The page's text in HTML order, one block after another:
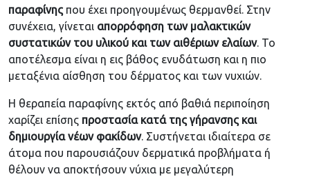
παραφίνης που έχει προηγουμένως θερμανθεί. Στην
συνέχεια, γίνεται απορρόφηση των μαλακτικών
συστατικών του υλικού και των αιθέριων ελαίων. Το
αποτέλεσμα είναι η εις βάθος ενυδάτωση και η πιο
μεταξένια αίσθηση του δέρματος και των νυχιών.
Η θεραπεία παραφίνης εκτός από βαθιά περιποίηση
χαρίζει επίσης προστασία κατά της γήρανσης και
δημιουργία νέων φακίδων. Συστήνεται ιδιαίτερα σε
άτομα που παρουσιάζουν δερματικά προβλήματα ή
θέλουν να αποκτήσουν νύχια με μεγαλύτερη